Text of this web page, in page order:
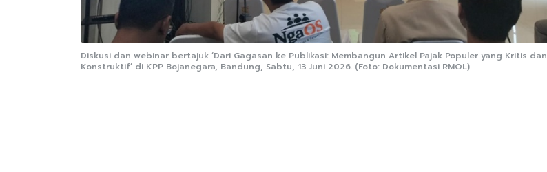
Diskusi dan webinar bertajuk ‘Dari Gagasan ke Publikasi: Membangun Artikel Pajak Populer yang Kritis dan
Konstruktif’ di KPP Bojanegara, Bandung, Sabtu, 13 Juni 2026. (Foto: Dokumentasi RMOL)